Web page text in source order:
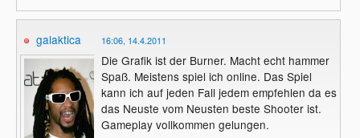
galaktica 16:06, 14.4.2011
Die Grafik ist der Burner. Macht echt hammer
Spaß. Meistens spiel ich online. Das Spiel
kann ich auf jeden Fall jedem empfehlen da es
das Neuste vom Neusten beste Shooter ist.
Gameplay vollkommen gelungen.